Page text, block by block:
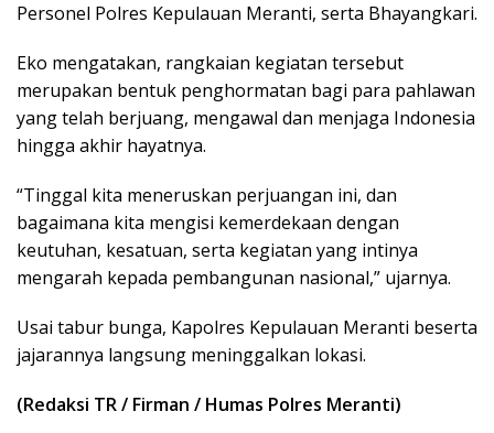
Personel Polres Kepulauan Meranti, serta Bhayangkari.
Eko mengatakan, rangkaian kegiatan tersebut
merupakan bentuk penghormatan bagi para pahlawan
yang telah berjuang, mengawal dan menjaga Indonesia
hingga akhir hayatnya.
“Tinggal kita meneruskan perjuangan ini, dan
bagaimana kita mengisi kemerdekaan dengan
keutuhan, kesatuan, serta kegiatan yang intinya
mengarah kepada pembangunan nasional,” ujarnya.
Usai tabur bunga, Kapolres Kepulauan Meranti beserta
jajarannya langsung meninggalkan lokasi.
(Redaksi TR / Firman / Humas Polres Meranti)